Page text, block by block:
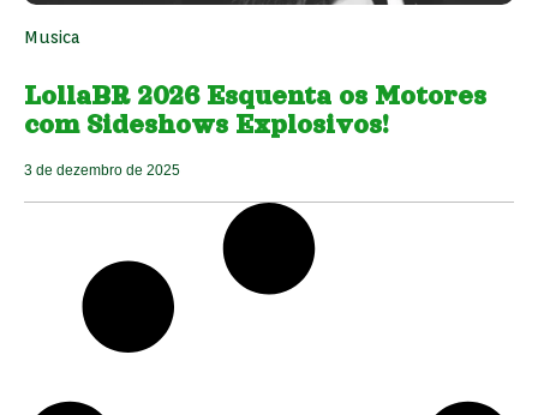
Musica
LollaBR 2026 Esquenta os Motores
com Sideshows Explosivos!
3 de dezembro de 2025